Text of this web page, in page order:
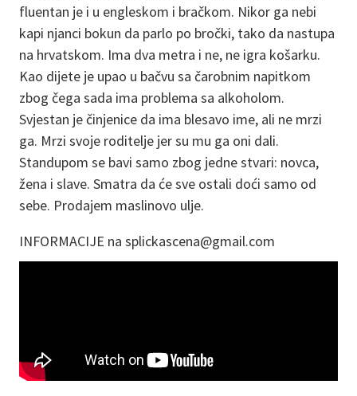
fluentan je i u engleskom i bračkom. Nikor ga nebi
kapi njanci bokun da parlo po bročki, tako da nastupa
na hrvatskom. Ima dva metra i ne, ne igra košarku.
Kao dijete je upao u bačvu sa čarobnim napitkom
zbog čega sada ima problema sa alkoholom.
Svjestan je činjenice da ima blesavo ime, ali ne mrzi
ga. Mrzi svoje roditelje jer su mu ga oni dali.
Standupom se bavi samo zbog jedne stvari: novca,
žena i slave. Smatra da će sve ostali doći samo od
sebe. Prodajem maslinovo ulje.
INFORMACIJE na splickascena@gmail.com